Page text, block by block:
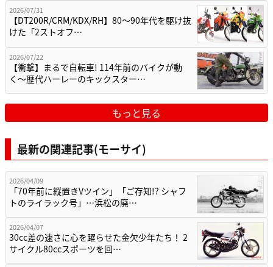
2026/07/31
【DT200R/CRM/KDX/RH】80〜90年代を駆け抜
けた「2ストオフ…
2026/07/22
【衝撃】まるで自転車! 114年前のバイクが動
く〜歴代ハーレーのキックスター…
もっと見る
最新の関連記事(モーサイ)
2026/04/09
「70年前に縦置きVツイン」「ご存知!? シャフ
トのライラック号」…浜松の廃…
2026/04/07
30cc差の速さに心を躍らせた金欠少年たち！ 2
サイクル80ccスポーツを回…